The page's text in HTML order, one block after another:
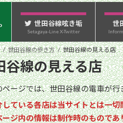
世田谷線呟き垢
Setagaya-Line X-Twitter
世
世田谷線の歩き方 世田谷線の見える店
谷線の見える店
ージでは、世田谷線の電車が行
している各店は当サイトとは一
ージ内の情報は制作時のもので